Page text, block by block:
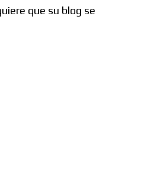
que su blog se